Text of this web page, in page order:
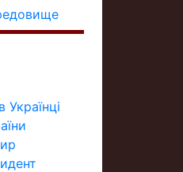
Українці